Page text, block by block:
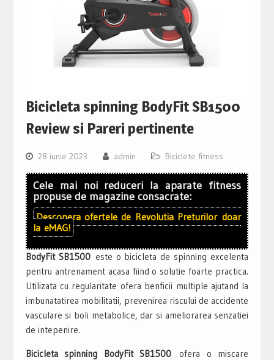
Bicicleta spinning BodyFit SB1500
Review si Pareri pertinente
28 iunie 2023 admin Biciclete fitness
Cele mai noi reduceri la aparate fitness
propuse de magazine consacrate:
Descopera ofertele de Revolutia Preturilor doar
la eMAG!
BodyFit SB1500 este o bicicleta de spinning excelenta
pentru antrenament acasa fiind o solutie foarte practica.
Utilizata cu regularitate ofera benficii multiple ajutand la
imbunatatirea mobilitatii, prevenirea riscului de accidente
vasculare si boli metabolice, dar si ameliorarea senzatiei
de intepenire.
Bicicleta spinning BodyFit SB1500 ofera o miscare